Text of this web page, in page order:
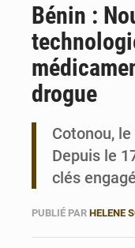
Bénin :
drogue
Cotonou,
Depuis le
clés
PUBLIÉ PAR HELENE